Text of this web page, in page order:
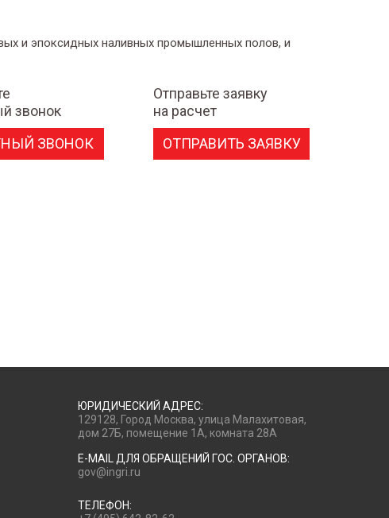
и эпоксидных наливных промышленных полов, и
звонок
ЗВОНОК
Отправьте заявку
на расчет
ОТПРАВИТЬ ЗАЯВКУ
ЮРИДИЧЕСКИЙ АДРЕС:
129128, Город Москва, улица Малахитовая,
дом 27Б, помещение 1А, комната 28А
E-MAIL ДЛЯ ОБРАЩЕНИЙ ГОС. ОРГАНОВ:
gov@ingri.ru
ТЕЛЕФОН: